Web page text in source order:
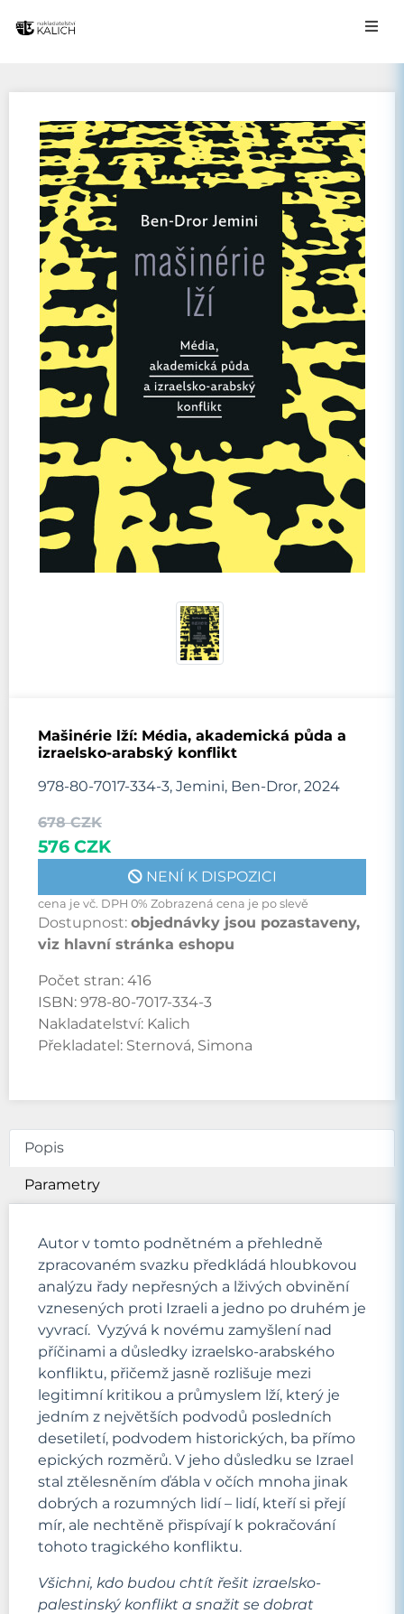
Mašinérie lží: Média, akademická půda a
izraelsko-arabský konflikt
978-80-7017-334-3, Jemini, Ben-Dror, 2024
678 CZK
576 CZK
NENÍ K DISPOZICI
cena je vč. DPH 0% Zobrazená cena je po slevě
Dostupnost: objednávky jsou pozastaveny,
viz hlavní stránka eshopu
Počet stran: 416
ISBN: 978-80-7017-334-3
Nakladatelství: Kalich
Překladatel: Sternová, Simona
Popis
Parametry
Autor v tomto podnětném a přehledně
zpracovaném svazku předkládá hloubkovou
analýzu řady nepřesných a lživých obvinění
vznesených proti Izraeli a jedno po druhém je
vyvrací. Vyzývá k novému zamyšlení nad
příčinami a důsledky izraelsko-arabského
konfliktu, přičemž jasně rozlišuje mezi
legitimní kritikou a průmyslem lží, který je
jedním z největších podvodů posledních
desetiletí, podvodem historických, ba přímo
epických rozměrů. V jeho důsledku se Izrael
stal ztělesněním ďábla v očích mnoha jinak
dobrých a rozumných lidí – lidí, kteří si přejí
mír, ale nechtěně přispívají k pokračování
tohoto tragického konfliktu.
Všichni, kdo budou chtít řešit izraelsko-
palestinský konflikt a snažit se dobrat